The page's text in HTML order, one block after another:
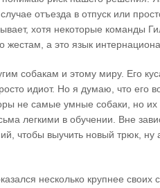
отъезда в отпуск или
хотя некоторые команды
а это язык
собакам и этому миру. Его
идиот. Но я думаю, что его
не самые умные собаки, но их
легкими в обучении. Вне
чтобы выучить новый трюк, ну
несколько крупнее